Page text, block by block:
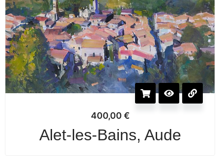
400,00 €
Alet-les-Bains, Aude